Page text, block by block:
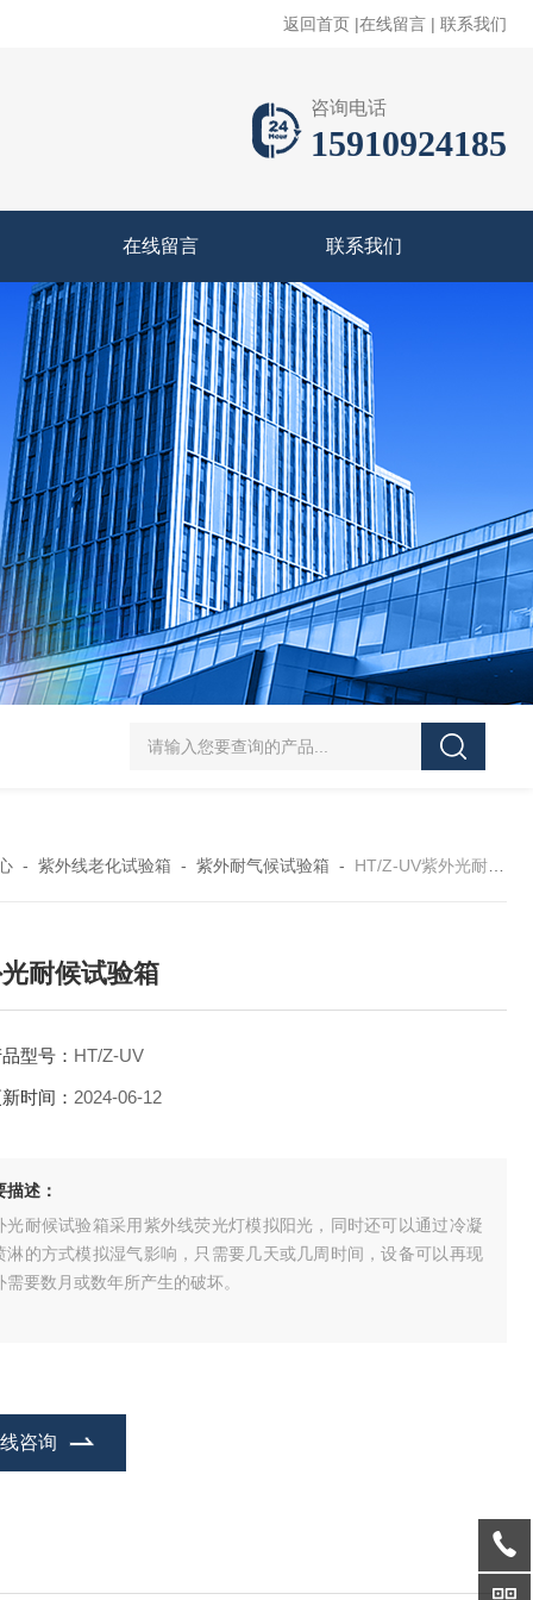
返回首页 |在线留言 | 联系我们
咨询电话
15910924185
在线留言 联系我们
HT/SC-800砂尘试验机厂家 HT/GDSJ-80天津小型高低温交变湿热试验
- 紫外线老化试验箱 - 紫外耐气候试验箱 - HT/Z-UV紫外光耐候试验箱
耐候试验箱
型号： HT/Z-UV
时间： 2024-06-12
描述：
光耐候试验箱采用紫外线荧光灯模拟阳光，同时还可以通过冷凝
淋的方式模拟湿气影响，只需要几天或几周时间，设备可以再现
需要数月或数年所产生的破坏。
咨询